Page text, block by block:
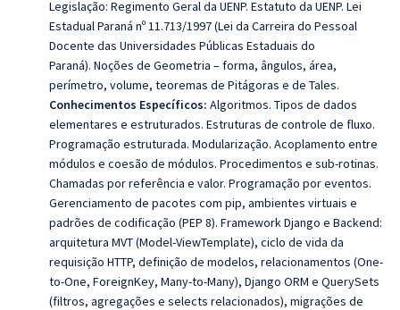
Legislação: Regimento Geral da UENP. Estatuto da UENP. Lei
Estadual Paraná nº 11.713/1997 (Lei da Carreira do Pessoal
Docente das Universidades Públicas Estaduais do
Paraná). Noções de Geometria – forma, ângulos, área,
perímetro, volume, teoremas de Pitágoras e de Tales.
Conhecimentos Específicos: Algoritmos. Tipos de dados
elementares e estruturados. Estruturas de controle de fluxo.
Programação estruturada. Modularização. Acoplamento entre
módulos e coesão de módulos. Procedimentos e sub-rotinas.
Chamadas por referência e valor. Programação por eventos.
Gerenciamento de pacotes com pip, ambientes virtuais e
padrões de codificação (PEP 8). Framework Django e Backend:
arquitetura MVT (Model-ViewTemplate), ciclo de vida da
requisição HTTP, definição de modelos, relacionamentos (One-
to-One, ForeignKey, Many-to-Many), Django ORM e QuerySets
(filtros, agregações e selects relacionados), migrações de